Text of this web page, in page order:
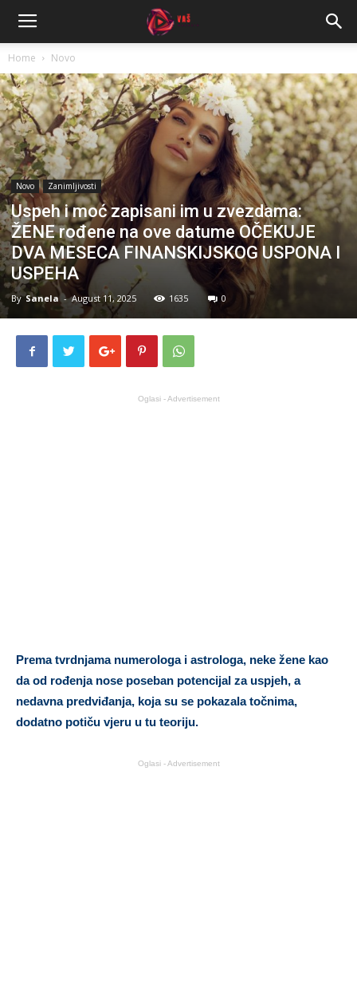
Home Novo
Novo Zanimljivosti
Uspeh i moć zapisani im u zvezdama:
ŽENE rođene na ove datume OČEKUJE
DVA MESECA FINANSKIJSKOG USPONA I
USPEHA
By Sanela - August 11, 2025 1635 0
Oglasi - Advertisement
Prema tvrdnjama numerologa i astrologa, neke žene kao
da od rođenja nose poseban potencijal za uspjeh, a
nedavna predviđanja, koja su se pokazala točnima,
dodatno potiču vjeru u tu teoriju.
Oglasi - Advertisement